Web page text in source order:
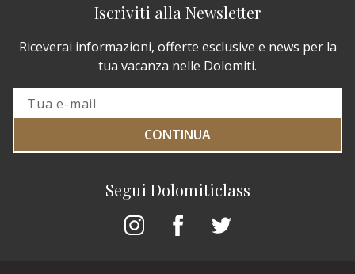
Segui Dolomiticlass
Iscriviti alla Newsletter
Riceverai informazioni, offerte esclusive e news per la
tua vacanza nelle Dolomiti.
CONTINUA